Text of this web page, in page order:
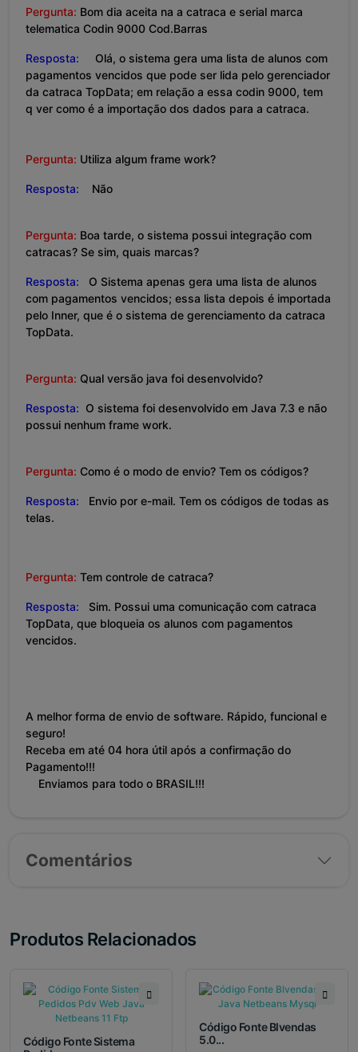
Pergunta: Bom dia aceita na a catraca e serial marca
telematica Codin 9000 Cod.Barras
Resposta:
Olá, o sistema gera uma lista de alunos com
pagamentos vencidos que pode ser lida pelo gerenciador
da catraca TopData; em relação a essa codin 9000, tem
q ver como é a importação dos dados para a catraca.
Pergunta: Utiliza algum frame work?
Resposta: Não
Pergunta: Boa tarde, o sistema possui integração com
catracas? Se sim, quais marcas?
Resposta: O Sistema apenas gera uma lista de alunos
com pagamentos vencidos; essa lista depois é importada
pelo Inner, que é o sistema de gerenciamento da catraca
TopData.
Pergunta: Qual versão java foi desenvolvido?
Resposta: O sistema foi desenvolvido em Java 7.3 e não
possui nenhum frame work.
Pergunta: Como é o modo de envio? Tem os códigos?
Resposta:
Envio por e-mail. Tem os códigos de todas as
telas.
Pergunta: Tem controle de catraca?
Resposta: Sim. Possui uma comunicação com catraca
TopData, que bloqueia os alunos com pagamentos
vencidos.
A melhor forma de envio de software. Rápido, funcional e
seguro!
Receba em até 04 hora útil após a confirmação do
Pagamento!!!
Enviamos para todo o BRASIL!!!
Comentários
Produtos Relacionados
Código Fonte Sistema
Código Fonte Blvendas
5.0...